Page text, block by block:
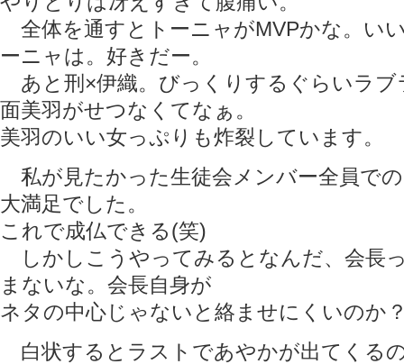
全体を通すとトーニャがMVPかな。い
ーニャは。好きだー。
あと刑×伊織。びっくりするぐらいラブ
面美羽がせつなくてなぁ。
美羽のいい女っぷりも炸裂しています。
私が見たかった生徒会メンバー全員で
大満足でした。
これで成仏できる(笑)
しかしこうやってみるとなんだ、会長
まないな。会長自身が
ネタの中心じゃないと絡ませにくいのか
白状するとラストであやかが出てくる